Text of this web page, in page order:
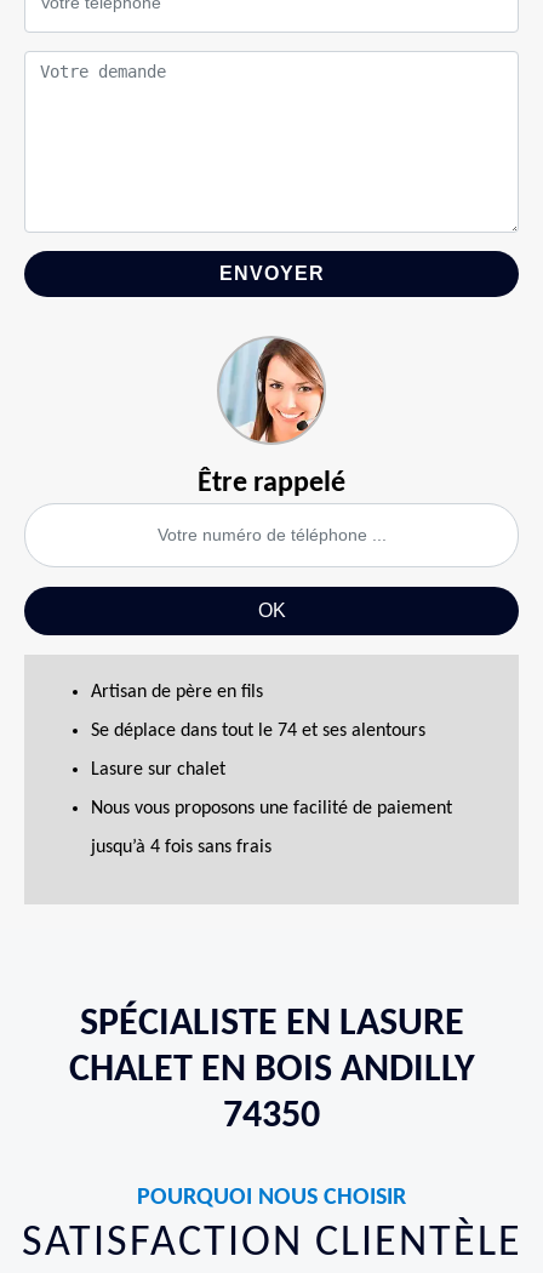
Être rappelé
Artisan de père en fils
Se déplace dans tout le 74 et ses alentours
Lasure sur chalet
Nous vous proposons une facilité de paiement
jusqu’à 4 fois sans frais
SPÉCIALISTE EN LASURE
CHALET EN BOIS ANDILLY
74350
POURQUOI NOUS CHOISIR
SATISFACTION CLIENTÈLE